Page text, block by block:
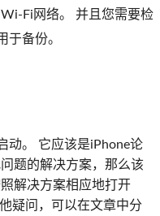
Fi网络。 并且您需要检
于备份。
动。 它应该是iPhone论
题的解决方案，那么该
解决方案相应地打开
疑问，可以在文章中分